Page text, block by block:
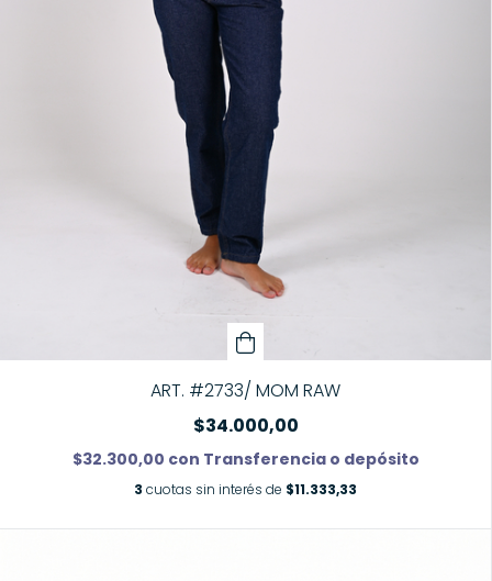
ART. #2733/ MOM RAW
$34.000,00
$32.300,00 con Transferencia o depósito
3 cuotas sin interés de $11.333,33